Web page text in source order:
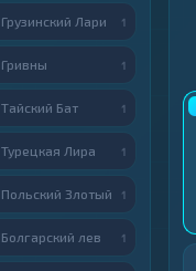
Грузинский Лари 1
Гривны 1
Тайский Бат 1
Турецкая Лира 1
Польский Злотый 1
Болгарский лев 1